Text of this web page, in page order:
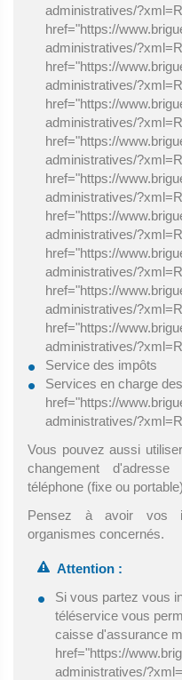
administratives/
href="https://
administratives/
href="https://
administratives/
href="https://
administratives/
href="https://
administratives/
href="https://
administratives/
href="https://
administratives/
href="https://
administratives/
href="https://
administratives/
href="https://
administratives/
Service des impôts
Services en charge
href="https://
administratives/
Vous pouvez aussi
changement
téléphone (fixe ou
Pensez à avoir vos
organismes concernés.
Attention :
Si vous partez vous
téléservice vous
caisse d'assurance
href="https://
administratives/